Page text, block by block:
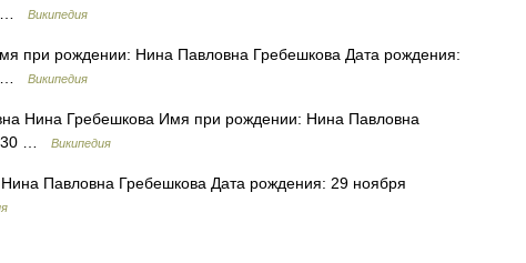
…
Википедия
при рождении: Нина Павловна Гребешкова Дата рождения:
…
Википедия
Нина Гребешкова Имя при рождении: Нина Павловна
…
Википедия
Павловна Гребешкова Дата рождения: 29 ноября